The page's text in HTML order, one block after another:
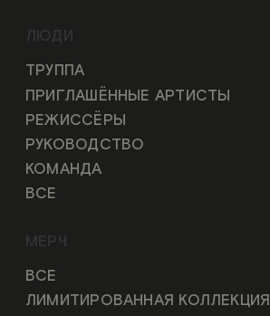
ЛЮДИ
ТРУППА
ПРИГЛАШЁННЫЕ АРТИСТЫ
РЕЖИССЁРЫ
РУКОВОДСТВО
КОМАНДА
ВСЕ
МЕРЧ
ВСЕ
ЛИМИТИРОВАННАЯ КОЛЛЕКЦИЯ